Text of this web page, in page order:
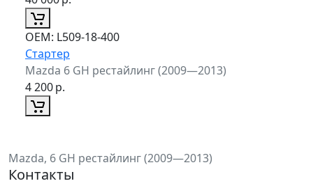
ОЕМ: L509-18-400
Стартер
Mazda 6 GH рестайлинг (2009—2013)
4 200р.
Mazda, 6 GH рестайлинг (2009—2013)
Контакты